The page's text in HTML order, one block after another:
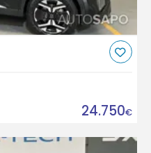
24.750€